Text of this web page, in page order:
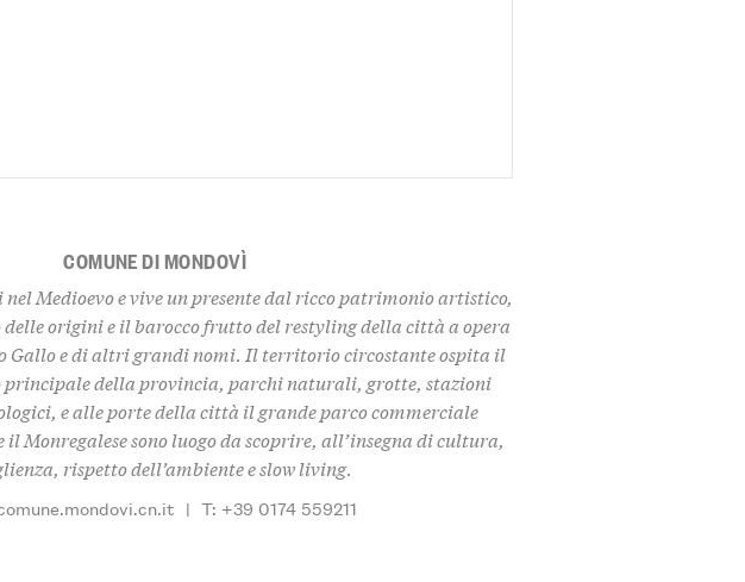
COMUNE DI MONDOVÌ
Medioevo e vive un presente dal ricco patrimonio artistico,
origini e il barocco frutto del restyling della città a opera
Gallo e di altri grandi nomi. Il territorio circostante ospita il
principale della provincia, parchi naturali, grotte, stazioni
e alle porte della città il grande parco commerciale
Monregalese sono luogo da scoprire, all’insegna di cultura,
rispetto dell’ambiente e slow living.
| T: +39 0174 559211